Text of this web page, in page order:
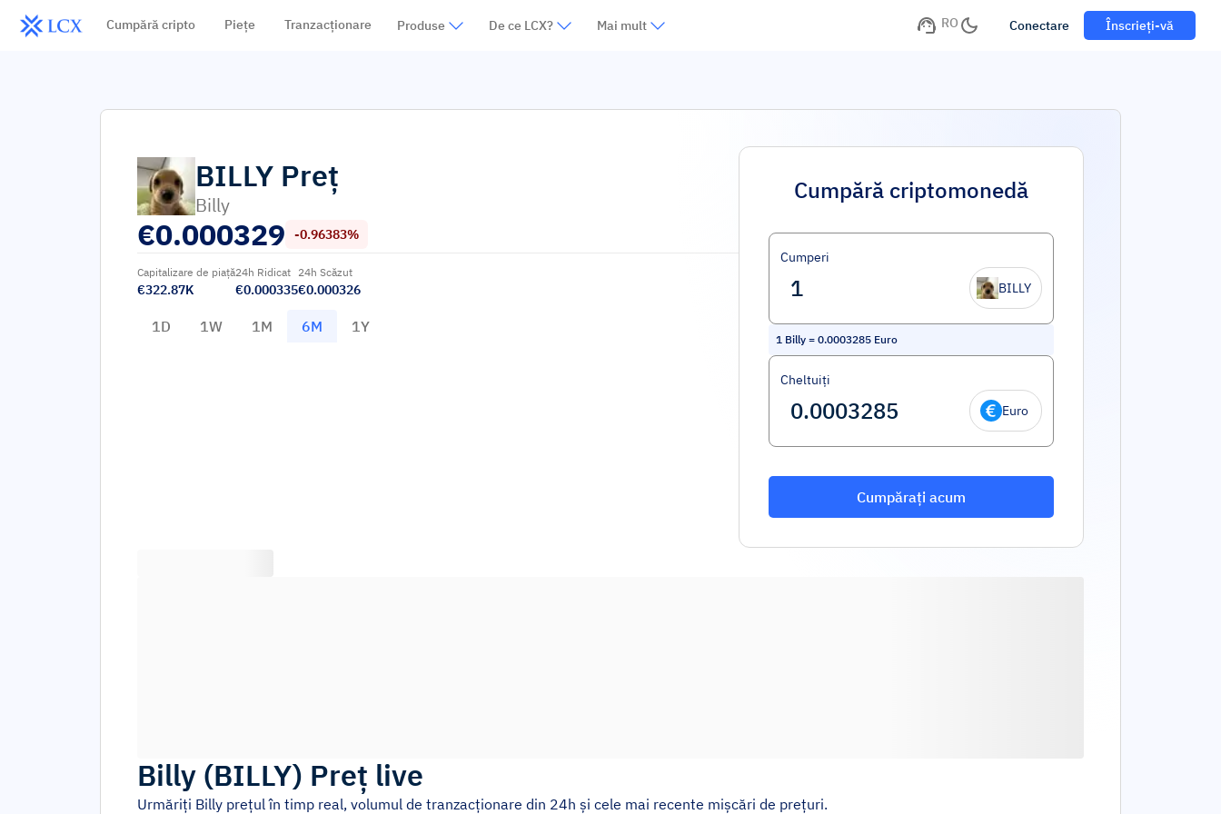
Cumpără cripto Piețe Tranzacționare Produse De ce LCX? Mai mult RO Conectare Înscrieți-vă
BILLY Preț
Billy
€0.000329 -0.96383%
Capitalizare de piață
€322.87K
24h Ridicat
€0.000335
24h Scăzut
€0.000326
1D 1W 1M 6M 1Y
Cumpără criptomonedă
Cumperi
BILLY
1 Billy = 0.0003285 Euro
Cheltuiți
Euro
Cumpărați acum
Billy (BILLY) Preț live
Urmăriți Billy prețul în timp real, volumul de tranzacționare din 24h și cele mai recente mișcări de prețuri.